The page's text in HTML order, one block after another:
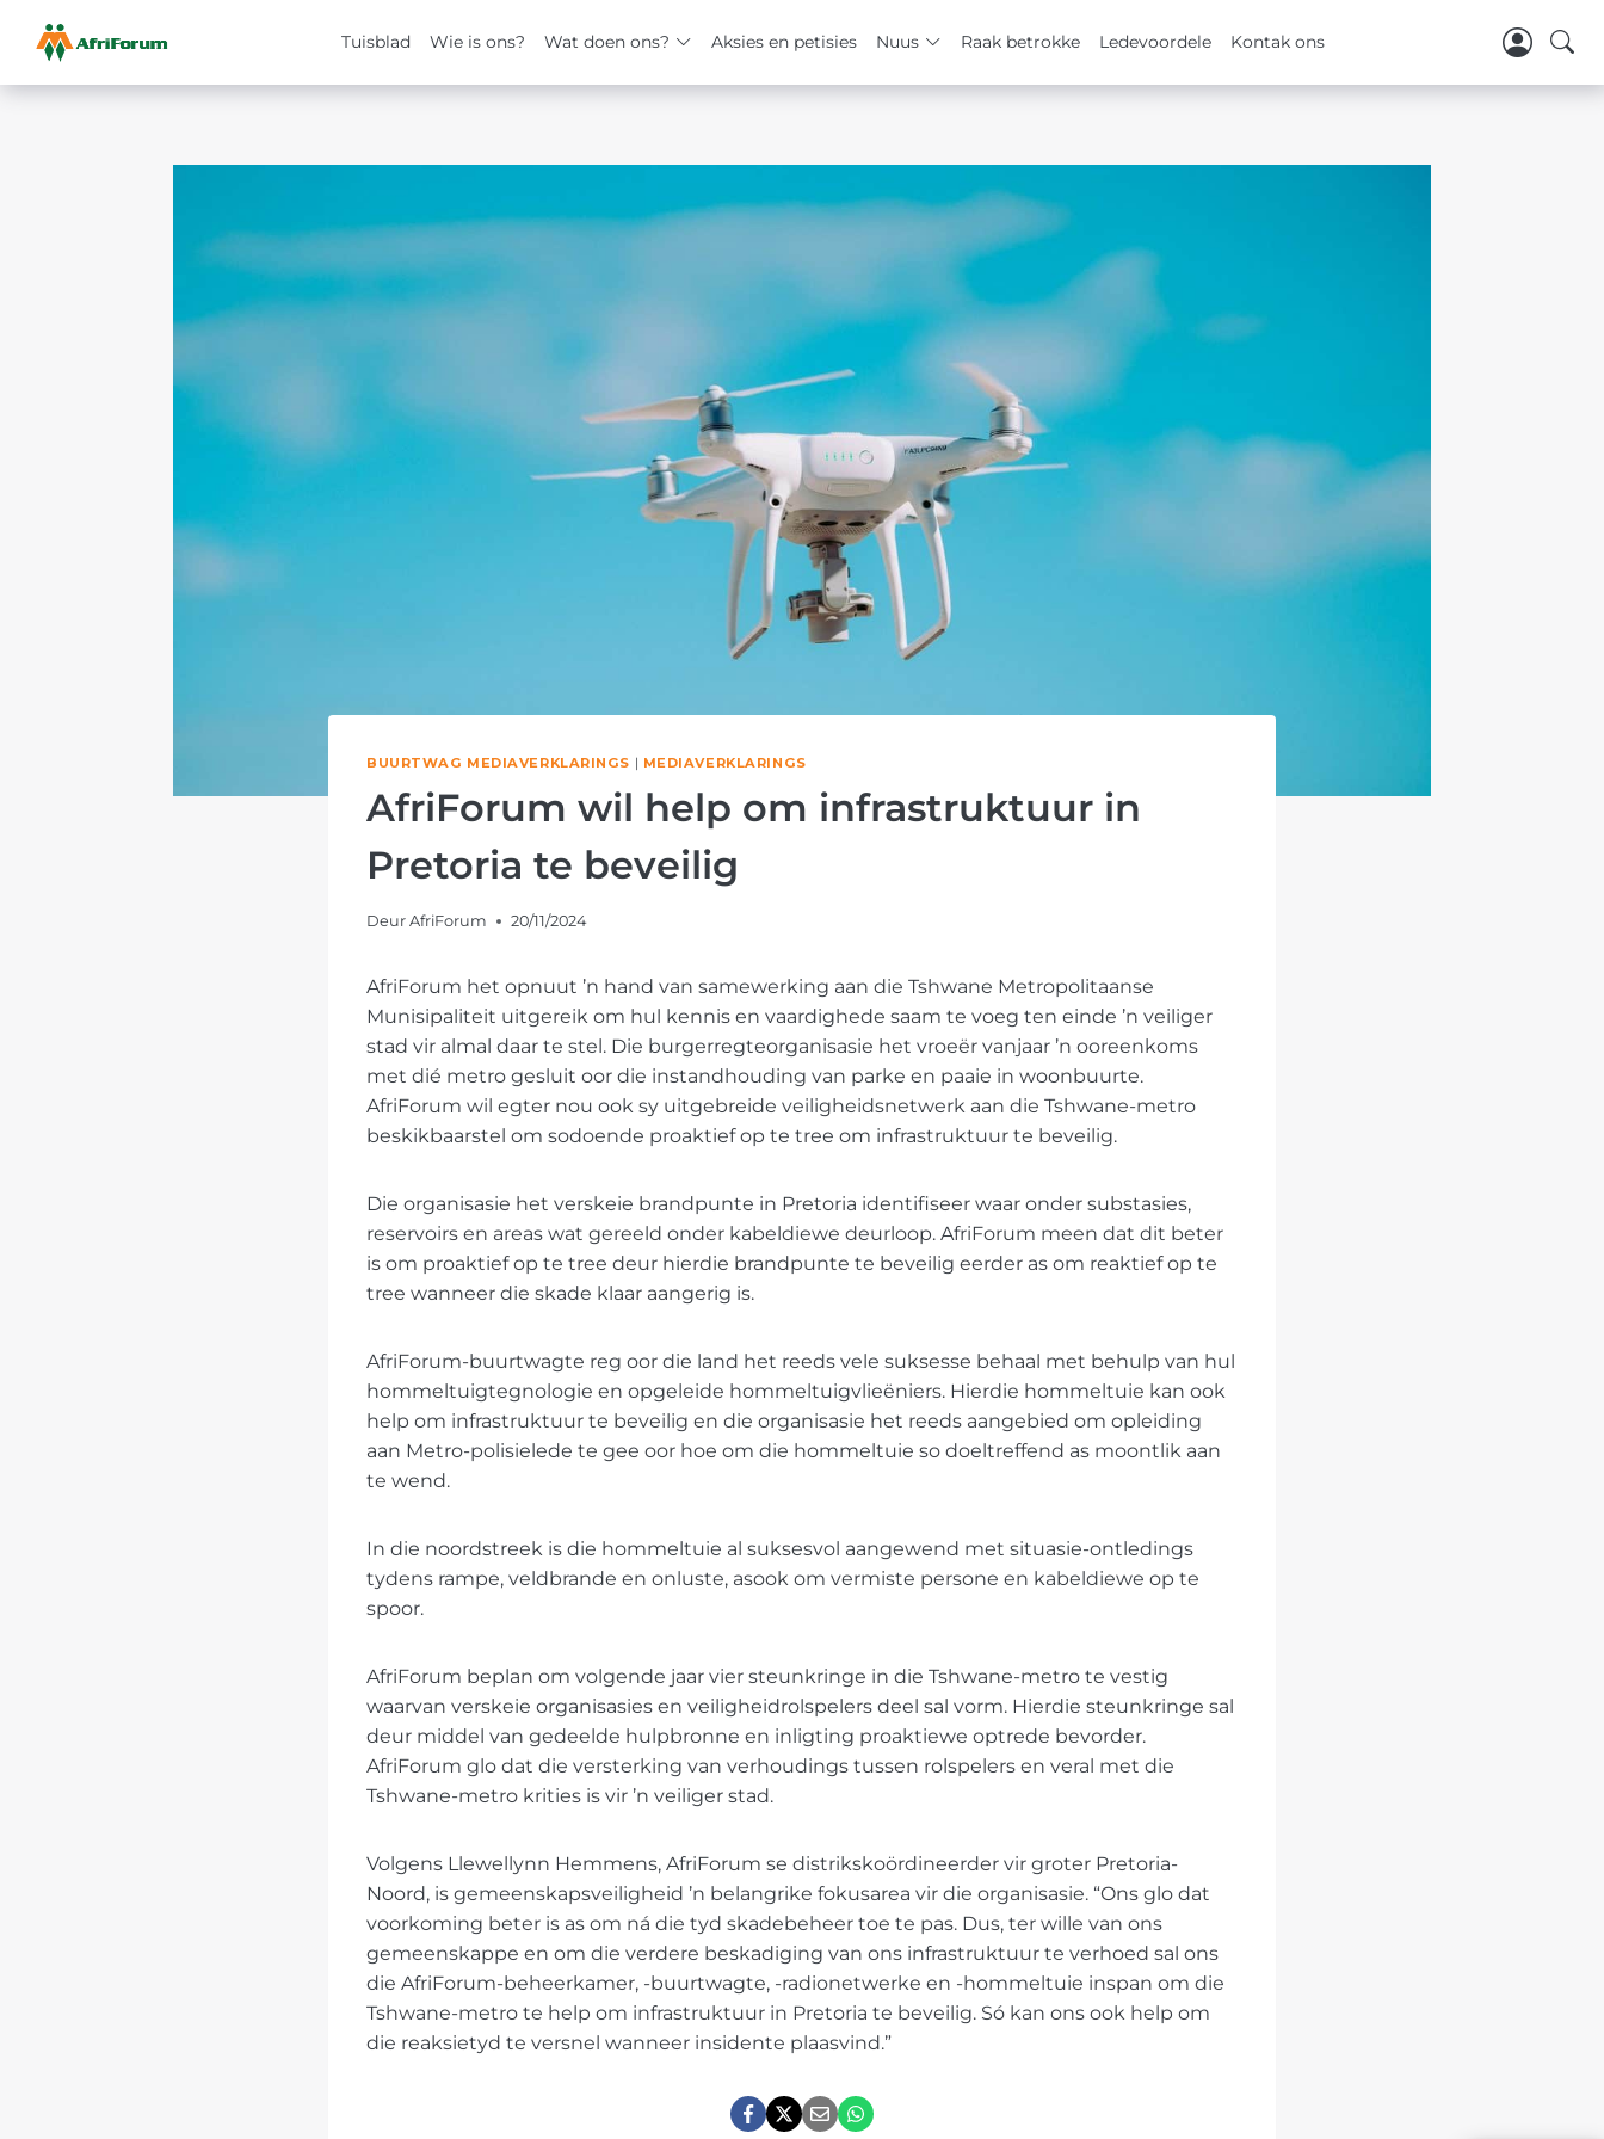
Tuisblad Wie is ons? Wat doen ons? Aksies en petisies Nuus Raak betrokke Ledevoordele Kontak ons
Skip
BUURTWAG MEDIAVERKLARINGS | MEDIAVERKLARINGS
AfriForum wil help om infrastruktuur in
Pretoria te beveilig
Deur AfriForum 20/11/2024
AfriForum het opnuut ’n hand van samewerking aan die Tshwane Metropolitaanse
Munisipaliteit uitgereik om hul kennis en vaardighede saam te voeg ten einde ’n veiliger
stad vir almal daar te stel. Die burgerregteorganisasie het vroeër vanjaar ’n ooreenkoms
met dié metro gesluit oor die instandhouding van parke en paaie in woonbuurte.
AfriForum wil egter nou ook sy uitgebreide veiligheidsnetwerk aan die Tshwane-metro
beskikbaarstel om sodoende proaktief op te tree om infrastruktuur te beveilig.
Die organisasie het verskeie brandpunte in Pretoria identifiseer waar onder substasies,
reservoirs en areas wat gereeld onder kabeldiewe deurloop. AfriForum meen dat dit beter
is om proaktief op te tree deur hierdie brandpunte te beveilig eerder as om reaktief op te
tree wanneer die skade klaar aangerig is.
AfriForum-buurtwagte reg oor die land het reeds vele suksesse behaal met behulp van hul
hommeltuigtegnologie en opgeleide hommeltuigvlieëniers. Hierdie hommeltuie kan ook
help om infrastruktuur te beveilig en die organisasie het reeds aangebied om opleiding
aan Metro-polisielede te gee oor hoe om die hommeltuie so doeltreffend as moontlik aan
te wend.
In die noordstreek is die hommeltuie al suksesvol aangewend met situasie-ontledings
tydens rampe, veldbrande en onluste, asook om vermiste persone en kabeldiewe op te
spoor.
AfriForum beplan om volgende jaar vier steunkringe in die Tshwane-metro te vestig
waarvan verskeie organisasies en veiligheidrolspelers deel sal vorm. Hierdie steunkringe sal
deur middel van gedeelde hulpbronne en inligting proaktiewe optrede bevorder.
AfriForum glo dat die versterking van verhoudings tussen rolspelers en veral met die
Tshwane-metro krities is vir ’n veiliger stad.
Volgens Llewellynn Hemmens, AfriForum se distrikskoördineerder vir groter Pretoria-
Noord, is gemeenskapsveiligheid ’n belangrike fokusarea vir die organisasie. “Ons glo dat
voorkoming beter is as om ná die tyd skadebeheer toe te pas. Dus, ter wille van ons
gemeenskappe en om die verdere beskadiging van ons infrastruktuur te verhoed sal ons
die AfriForum-beheerkamer, -buurtwagte, -radionetwerke en -hommeltuie inspan om die
Tshwane-metro te help om infrastruktuur in Pretoria te beveilig. Só kan ons ook help om
die reaksietyd te versnel wanneer insidente plaasvind.”